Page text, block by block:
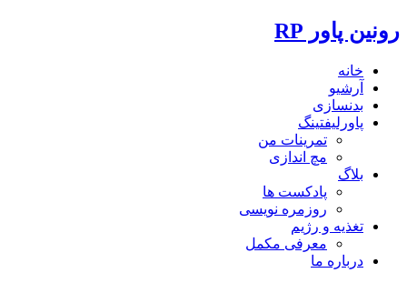
رونین پاور RP
خانه
آرشیو
بدنسازی
پاورلیفتینگ
تمرینات من
مچ اندازی
بلاگ
پادکست ها
روزمره نویسی
تغذیه و رژیم
معرفی مکمل
درباره ما